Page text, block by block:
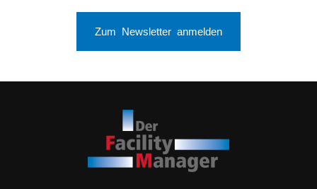
Zum Newsletter anmelden